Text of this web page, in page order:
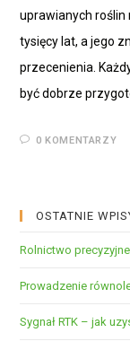
uprawianych roślin
tysięcy lat, a jego
przecenienia.
być dobrze
0 KOMENTARZY
OSTATNIE
Rolnictwo
Prowadzenie
Sygnał RTK – jak